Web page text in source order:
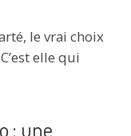
le vrai choix
elle qui
: une